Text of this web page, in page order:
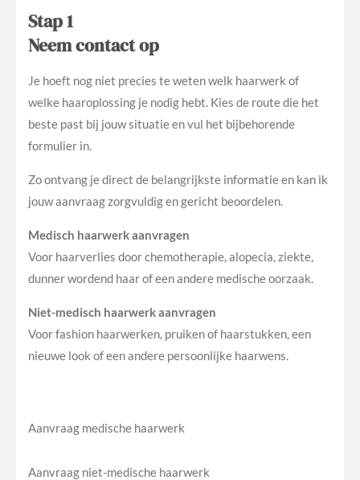
Stap 1
Neem contact op
Je hoeft nog niet precies te weten welk haarwerk of
welke haaroplossing je nodig hebt. Kies de route die het
beste past bij jouw situatie en vul het bijbehorende
formulier in.
Zo ontvang je direct de belangrijkste informatie en kan ik
jouw aanvraag zorgvuldig en gericht beoordelen.
Medisch haarwerk aanvragen
Voor haarverlies door chemotherapie, alopecia, ziekte,
dunner wordend haar of een andere medische oorzaak.
Niet-medisch haarwerk aanvragen
Voor fashion haarwerken, pruiken of haarstukken, een
nieuwe look of een andere persoonlijke haarwens.
Aanvraag medische haarwerk
Aanvraag niet-medische haarwerk